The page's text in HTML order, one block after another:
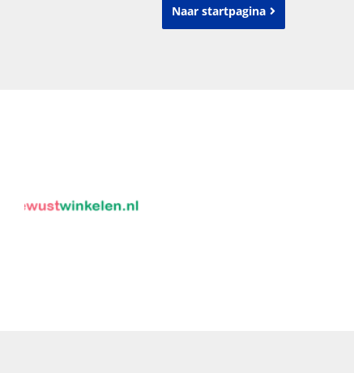
Naar startpagina